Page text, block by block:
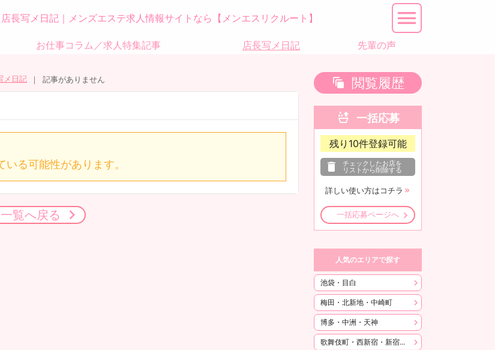
長写メ日記｜メンズエステ求人情報サイトなら【メンエスリクルート】
お仕事コラム／求人特集記事 店長写メ日記 先輩の声
メ日記 記事がありません
る可能性があります。
一覧へ戻る
閲覧履歴
一括応募
残り 10件登録可能
チェックしたお店を
リストから削除する
詳しい使い方はコチラ
一括応募ページへ
人気のエリアで探す
池袋・目白
梅田・北新地・中崎町
博多・中洲・天神
歌舞伎町・西新宿・新宿御苑